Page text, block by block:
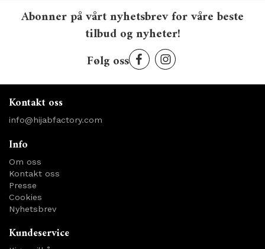
Abonner på vårt nyhetsbrev for våre beste
tilbud og nyheter!
Følg oss
Kontakt oss
info@hijabfactory.com
Info
Om oss
Kontakt oss
Presse
Cookies
Nyhetsbrev
Kundeservice